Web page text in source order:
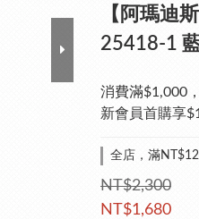
【阿瑪迪
25418-1
消費滿$1,000
新會員首購享
全店，滿
NT$2,300
NT$1,680